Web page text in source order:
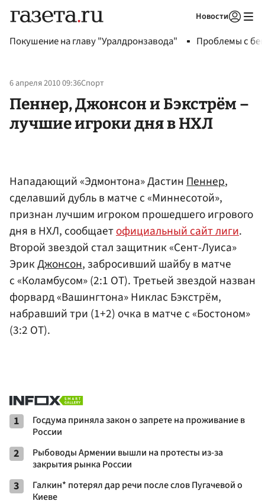
Новости
Покушение на главу "Уралдронзавода" Проблемы с
6 апреля 2010 09:36Спорт
Пеннер, Джонсон и Бэкстрём –
лучшие игроки дня в НХЛ
Нападающий «Эдмонтона» ДастинПеннер,
сделавший дубль в матче с «Миннесотой»,
признан лучшим игроком прошедшего игрового
дня в НХЛ, сообщаетофициальный сайт лиги.
Второй звездой стал защитник «Сент-Луиса»
ЭрикДжонсон, забросивший шайбу в матче
с «Коламбусом» (2:1 ОТ). Третьей звездой назван
форвард «Вашингтона» Никлас Бэкстрём,
набравший три (1+2) очка в матче с «Бостоном»
(3:2 ОТ).
1
Госдума приняла закон о запрете на проживание в
России
2
Рыбоводы Армении вышли на протесты из-за
закрытия рынка России
3
Галкин* потерял дар речи после слов Пугачевой о
Киеве